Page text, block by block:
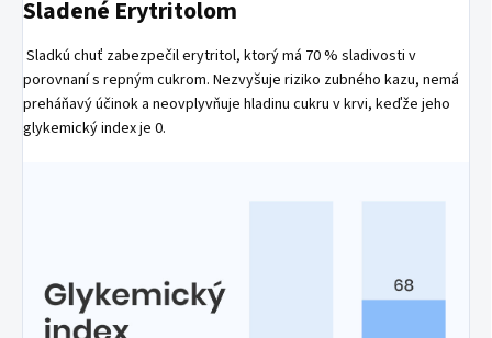
Sladené Erytritolom
Sladkú chuť zabezpečil erytritol, ktorý má 70 % sladivosti v
porovnaní s repným cukrom. Nezvyšuje riziko zubného kazu, nemá
preháňavý účinok a neovplyvňuje hladinu cukru v krvi, keďže jeho
glykemický index je 0.